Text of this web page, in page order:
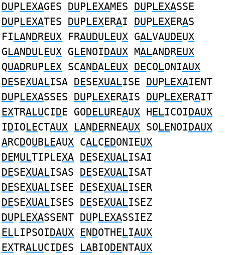
DUPLEXAGES DUPLEXAMES DUPLEXASSE
DUPLEXATES DUPLEXERAI DUPLEXERAS
FILANDREUX FRAUDULEUX GALVAUDEUX
GLANDULEUX GLENOIDAUX MALANDREUX
QUADRUPLEX SCANDALEUX DECOLONIAUX
DESEXUALISA DESEXUALISE DUPLEXAIENT
DUPLEXASSES DUPLEXERAIS DUPLEXERAIT
EXTRALUCIDE GODELUREAUX HELICOIDAUX
IDIOLECTAUX LANDERNEAUX SOLENOIDAUX
ARCDOUBLEAUX CALCEDONIEUX
DEMULTIPLEXA DESEXUALISAI
DESEXUALISAS DESEXUALISAT
DESEXUALISEE DESEXUALISER
DESEXUALISES DESEXUALISEZ
DUPLEXASSENT DUPLEXASSIEZ
ELLIPSOIDAUX ENDOTHELIAUX
EXTRALUCIDES LABIODENTAUX